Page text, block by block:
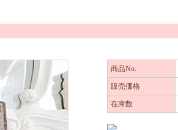
商品No.
販売価格
在庫数